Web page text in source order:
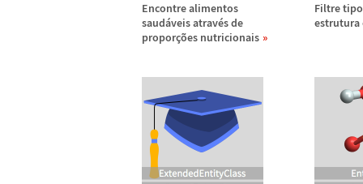
Encontre alimentos
saudáveis através de
proporções nutricionais
Filtre
estrutura